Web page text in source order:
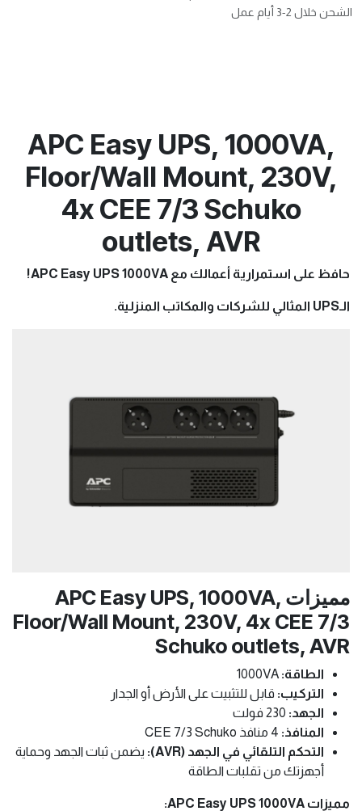
الشحن خلال 2-3 أيام عمل
APC Easy UPS, 1000VA,
Floor/Wall Mount, 230V,
4x CEE 7/3 Schuko
outlets, AVR
حافظ على استمرارية أعمالك مع APC Easy UPS 1000VA!
الـUPS المثالي للشركات والمكاتب المنزلية.
مميزات APC Easy UPS, 1000VA,
Floor/Wall Mount, 230V, 4x CEE 7/3
Schuko outlets, AVR
الطاقة:
التركيب: قابل للتثبيت على الأرض أو الجدار
الجهد:
المنافذ:
التحكم التلقائي في الجهد (AVR):
يضمن ثبات الجهد وحماية
أجهزتك من تقلبات الطاقة
مميزات APC Easy UPS 1000VA: